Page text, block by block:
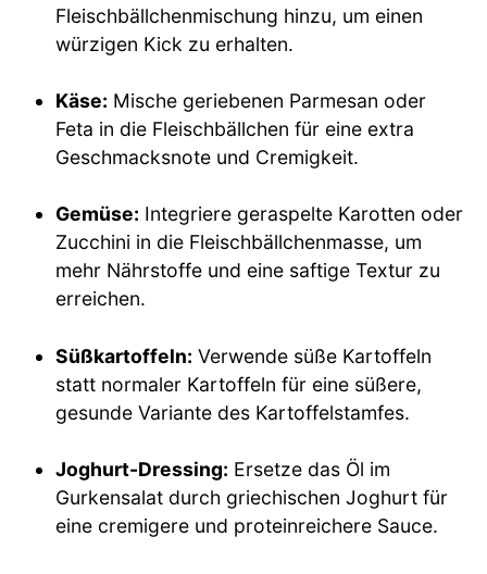
Fleischbällchenmischung hinzu, um einen
würzigen Kick zu erhalten.
Käse: Mische geriebenen Parmesan oder
Feta in die Fleischbällchen für eine extra
Geschmacksnote und Cremigkeit.
Gemüse: Integriere geraspelte Karotten oder
Zucchini in die Fleischbällchenmasse, um
mehr Nährstoffe und eine saftige Textur zu
erreichen.
Süßkartoffeln: Verwende süße Kartoffeln
statt normaler Kartoffeln für eine süßere,
gesunde Variante des Kartoffelstamfes.
Joghurt-Dressing: Ersetze das Öl im
Gurkensalat durch griechischen Joghurt für
eine cremigere und proteinreichere Sauce.